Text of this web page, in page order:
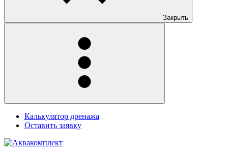
Закрыть
Калькулятор дренажа
Оставить заявку